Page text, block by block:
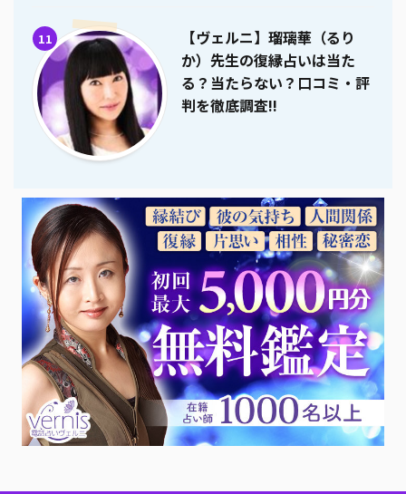
11
【ヴェルニ】瑠璃華（るり
か）先生の復縁占いは当た
る？当たらない？口コミ・評
判を徹底調査!!